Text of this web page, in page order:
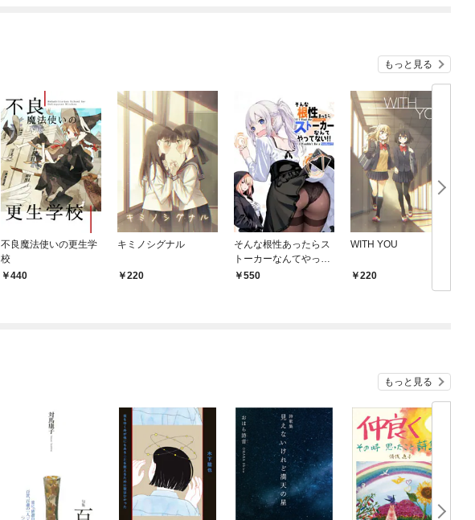
もっと見る
不良魔法使いの更生学
校
440
キミノシグナル
220
そんな根性あったらス
トーカーなんてやって
ない！
550
WITH YOU
220
もっと見る